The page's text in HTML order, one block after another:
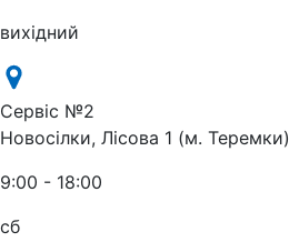
вихідний
Сервіс №2
Новосілки, Лісова 1 (м. Теремки)
9:00 - 18:00
сб